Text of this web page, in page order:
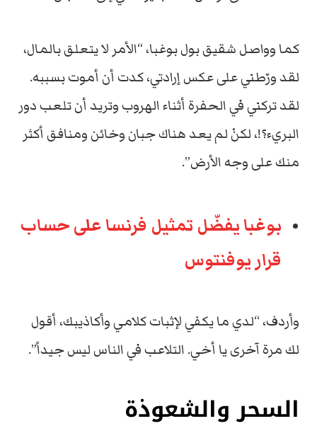
كما وواصل شقيق بول بوغبا، “الأمر لا يتعلق بالمال،
لقد ورّطني على عكس إرادتي، كدت أن أموت بسببه.
لقد تركني في الحفرة أثناء الهروب وتريد أن تلعب دور
البريء؟!، لكنْ لم يعد هناك جبان وخائن ومنافق أكثر
منك على وجه الأرض”.
بوغبا يفضّل تمثيل فرنسا على حساب
قرار يوفنتوس
وأردف، “لدي ما يكفي لإثبات كلامي وأكاذيبك، أقول
لك مرة آخرى يا أخي. التلاعب في الناس ليس جيداً”.
السحر والشعوذة